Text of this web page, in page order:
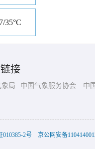
35°C
接
象局 中国气象服务协会 中
010385-2号 京公网安备